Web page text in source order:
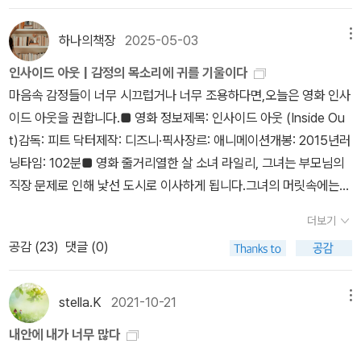
을 주된 소재로 삼지는 않았다는 점이다. 아, 이거 괜히 읽기 시작한
건가 싶으면서도, 저자의 필력과 책의 논의가 재미가 없지 않아서 계
속해서 이 책을 읽어가던 와중에, 얼마 지나지 않아 계획과는 다른 방
식으로 감정을 이해할 수 있을 거라는 확신이 들었다. 끝까지 들어봐
야 하는 한국말 같은 책이었달까.이 글은 뇌과학 책에 대한 서평이지
만, 동시에 뇌과학을 넘어선 (누군가에게는 장황하지만 다른 누군가
에게는 장엄한) 이야기를 펼쳐낼 것 같은 느낌이 든다. 과연 나는 어
느 방향을 향해 걸어 나갈까?📚 우리는 사실 감정을 몰랐다『감정 뇌』
는 코로나19로 아버지를 잃은 저자가 고통스럽도록 슬펐음에도 겉보
기에 충분히 슬퍼 보이지 않은 자신의 이야기로 시작된다. 뜻하지 않
게 부모님을 잃은 사람이 보일 법한 반응(예를 들면 오열이라든지)이
못한다거나 내 감정을 인식하는 데 어려움을 겪는 것은 무엇 때문일
까?”(p.53) 다만 이 책에서 확인 가능한 가장 확실한 사실은 겨우 5
8세였던 “아버지를 만나거나 제대로 작별 인사를 하지도 못한 채 그
하나의책장2025-05-03
인사이드 아웃 | 감정의 목소리에 귀를 기울이다
마음속 감정들이 너무 시끄럽거나 너무 조용하다면,오늘은 영화 인사
이드 아웃을 권합니다.■ 영화 정보제목: 인사이드 아웃 (Inside Ou
t)감독: 피트 닥터제작: 디즈니·픽사장르: 애니메이션개봉: 2015년러
닝타임: 102분■ 영화 줄거리열한 살 소녀 라일리, 그녀는 부모님의
직장 문제로 인해 낯선 도시로 이사하게 됩니다.그녀의 머릿속에는
이 함께 살아가고 있습니다.이들은 감정 본부에서 라일리의 하루하루
를 지켜보며 각자의 방식으로 라일리를 지키려 애씁니다.하지만 환경
의 변화와 불안 속에서 감정들이 충돌하였고 기쁨이와 슬픔이가 본부
에서 이탈하게 되는 사건이 벌어집니다.결국 중심을 잃은 라일리는
점점 무너져갑니다.이야기는 기쁨이와 슬픔이의 예기치 않은 여정을
더보기
공감 (23) 댓글 (0)
stella.K 2021-10-21
내안에 내가 너무 많다